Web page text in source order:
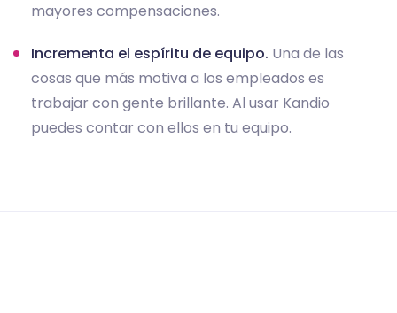
mayores compensaciones.
Incrementa el espíritu de equipo. Una de las
cosas que más motiva a los empleados es
trabajar con gente brillante. Al usar Kandio
puedes contar con ellos en tu equipo.